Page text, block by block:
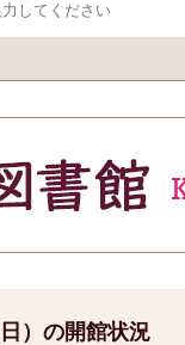
） の開館状況